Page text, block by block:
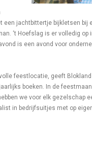
jachtbittertje bijkletsen
‘t Hoefslag is er volledig
is een avond voor
feestlocatie, geeft
boeken. In de
we voor elk gezelschap
in bedrijfsuitjes met op